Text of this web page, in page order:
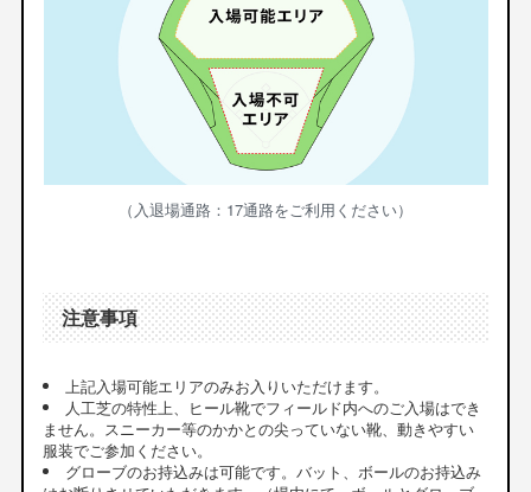
（入退場通路：17通路をご利用ください）
注意事項
上記入場可能エリアのみお入りいただけます。
人工芝の特性上、ヒール靴でフィールド内へのご入場はでき
ません。スニーカー等のかかとの尖っていない靴、動きやすい
服装でご参加ください。
グローブのお持込みは可能です。バット、ボールのお持込み